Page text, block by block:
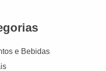
e Bebidas